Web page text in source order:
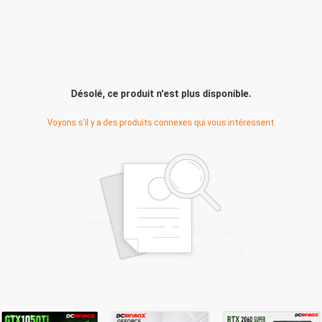
Désolé, ce produit n'est plus disponible.
Voyons s'il y a des produits connexes qui vous intéressent